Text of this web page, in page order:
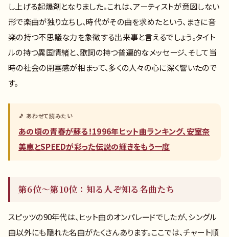
し上げる起爆剤となりました。これは、アーティストが意図しない
形で楽曲が独り立ちし、時代がその曲を求めたという、まさに音
楽の持つ不思議な力を象徴する出来事と言えるでしょう。タイト
ルの持つ異国情緒と、歌詞の持つ普遍的なメッセージ、そして当
時の社会の閉塞感が相まって、多くの人々の心に深く響いたので
す。
🎵 あわせて読みたい
あの頃の青春が蘇る！1996年ヒット曲ランキング、安室奈
美恵とSPEEDが彩った伝説の輝きをもう一度
第6位〜第10位：知る人ぞ知る名曲たち
スピッツの90年代は、ヒット曲のオンパレードでしたが、シングル
曲以外にも隠れた名曲がたくさんあります。ここでは、チャート順